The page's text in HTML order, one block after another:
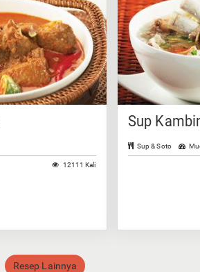
12111 Kali
Sup
Sup & Soto
Resep Lainnya